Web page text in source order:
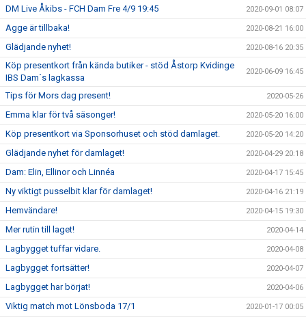
DM Live Åkibs - FCH Dam Fre 4/9 19:45 2020-09-01 08:07
Agge är tillbaka! 2020-08-21 16:00
Glädjande nyhet! 2020-08-16 20:35
Köp presentkort från kända butiker - stöd Åstorp Kvidinge
IBS Dam´s lagkassa
2020-06-09 16:45
Tips för Mors dag present! 2020-05-26
Emma klar för två säsonger! 2020-05-20 16:00
Köp presentkort via Sponsorhuset och stöd damlaget. 2020-05-20 14:20
Glädjande nyhet för damlaget! 2020-04-29 20:18
Dam: Elin, Ellinor och Linnéa 2020-04-17 15:45
Ny viktigt pusselbit klar för damlaget! 2020-04-16 21:19
Hemvändare! 2020-04-15 19:30
Mer rutin till laget! 2020-04-14
Lagbygget tuffar vidare. 2020-04-08
Lagbygget fortsätter! 2020-04-07
Lagbygget har börjat! 2020-04-06
Viktig match mot Lönsboda 17/1 2020-01-17 00:05